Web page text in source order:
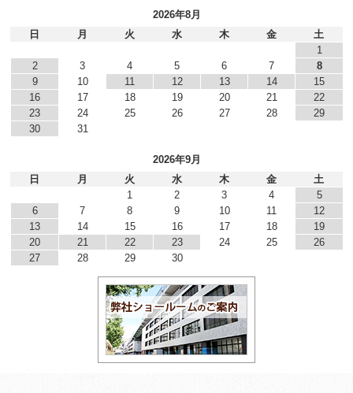
2026年8月
日
月 火 水 木 金
土
1
2
3 4 5 6 7
8
9
10 11 12 13 14
15
16
17 18 19 20 21
22
23
24 25 26 27 28
29
30
31
2026年9月
日
月 火 水 木 金
土
1
2 3 4
5
6
7 8 9 10 11
12
13
14 15 16 17 18
19
20
21 22 23 24 25
26
27
28 29 30